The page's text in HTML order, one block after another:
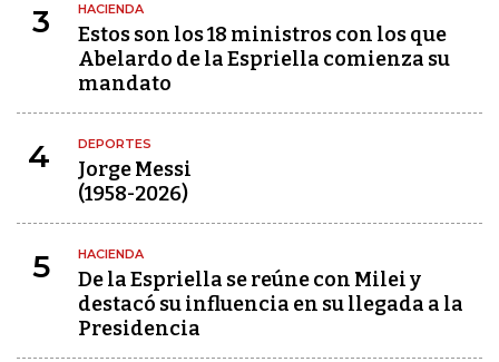
3 HACIENDA
Estos son los 18 ministros con los que
Abelardo de la Espriella comienza su
mandato
4 DEPORTES
Jorge Messi
(1958-2026)
5 HACIENDA
De la Espriella se reúne con Milei y
destacó su influencia en su llegada a la
Presidencia